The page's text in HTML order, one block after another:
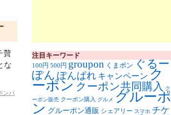
贅
な
ンパ
注目キーワード
100円 500円 groupon くまポン ぐるー
ぽん ぽんぱれ キャンペーン ク
ーポン クーポン共同購入 ク
ーポン販売 クーポン購入 グルメ グルーポ
ン グルーポン通販 シェアリー スマホ チケ